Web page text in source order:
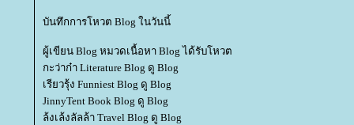
บันทึกการโหวต Blog ในวันนี้
ผู้เขียน Blog หมวดเนื้อหา Blog ได้รับโหวต
กะว่าก๋า Literature Blog ดู Blog
เรียวรุ้ง Funniest Blog ดู Blog
JinnyTent Book Blog ดู Blog
ล้งเล้งลัลล้า Travel Blog ดู Blog